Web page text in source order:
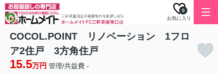
お気に入り
0
COCOL.POINT リノベーション 1フロ
ア2住戸 3方角住戸
15.5万円 管理/共益費 -